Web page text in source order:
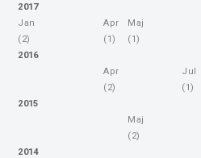
2017
Jan
(2)
Apr
(1)
Maj
(1)
2016
Apr
(2)
Jul
(1)
2015
Maj
(2)
2014